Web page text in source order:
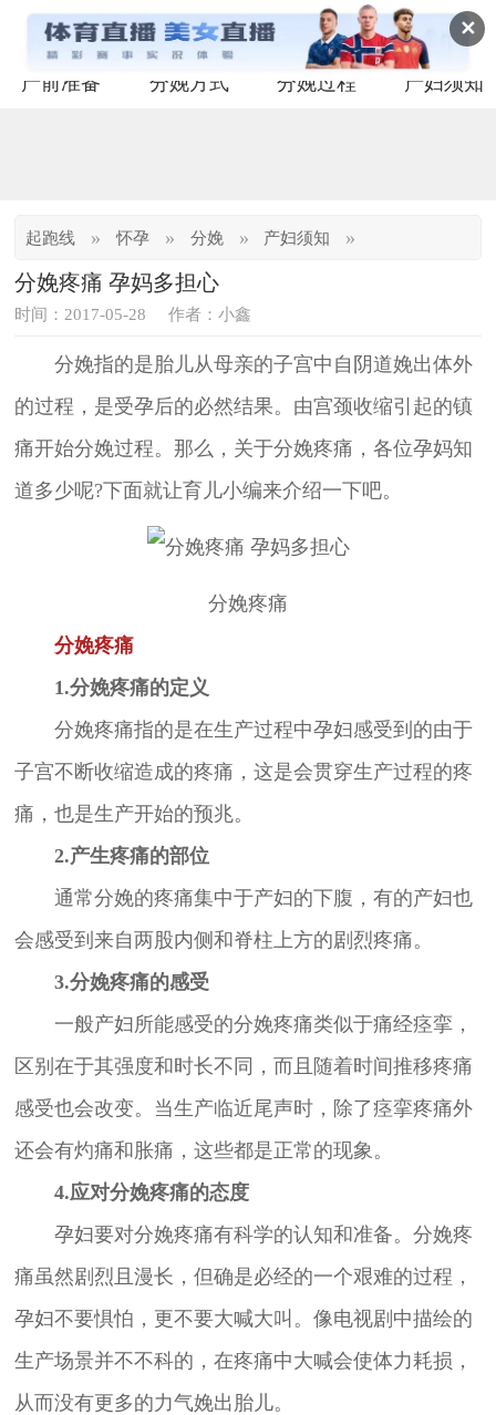
✕
产前准备 分娩方式 分娩过程 产妇须知
起跑线 » 怀孕 » 分娩 » 产妇须知 »
分娩疼痛 孕妈多担心
时间：2017-05-28 作者：小鑫
分娩指的是胎儿从母亲的子宫中自阴道娩出体外
的过程，是受孕后的必然结果。由宫颈收缩引起的镇
痛开始分娩过程。那么，关于分娩疼痛，各位孕妈知
道多少呢?下面就让育儿小编来介绍一下吧。
分娩疼痛
分娩疼痛
1.分娩疼痛的定义
分娩疼痛指的是在生产过程中孕妇感受到的由于
子宫不断收缩造成的疼痛，这是会贯穿生产过程的疼
痛，也是生产开始的预兆。
2.产生疼痛的部位
通常分娩的疼痛集中于产妇的下腹，有的产妇也
会感受到来自两股内侧和脊柱上方的剧烈疼痛。
3.分娩疼痛的感受
一般产妇所能感受的分娩疼痛类似于痛经痉挛，
区别在于其强度和时长不同，而且随着时间推移疼痛
感受也会改变。当生产临近尾声时，除了痉挛疼痛外
还会有灼痛和胀痛，这些都是正常的现象。
4.应对分娩疼痛的态度
孕妇要对分娩疼痛有科学的认知和准备。分娩疼
痛虽然剧烈且漫长，但确是必经的一个艰难的过程，
孕妇不要惧怕，更不要大喊大叫。像电视剧中描绘的
生产场景并不不科的，在疼痛中大喊会使体力耗损，
从而没有更多的力气娩出胎儿。